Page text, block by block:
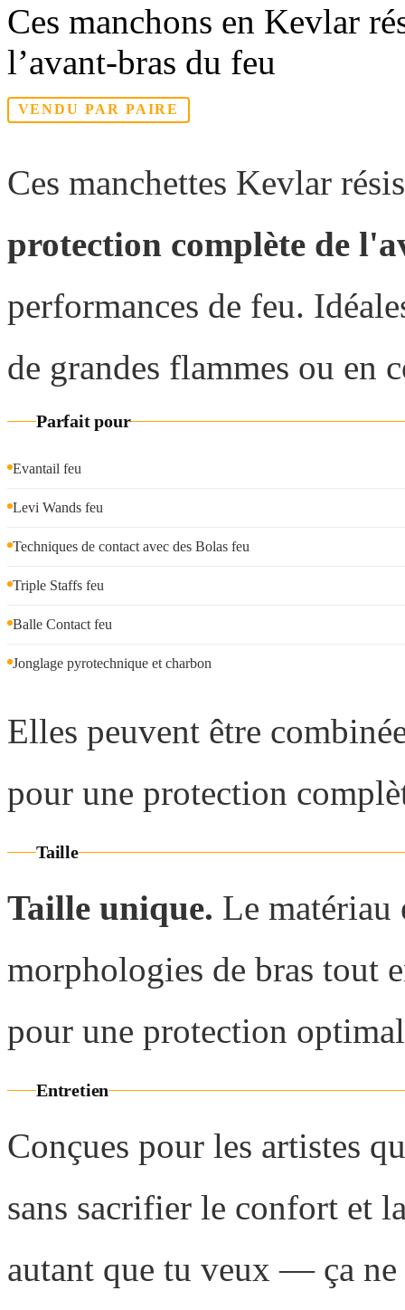
Ces manchons en Kevlar
l’avant-bras du feu
VENDU PAR PAIRE
Ces manchettes Kevlar
protection complète de
performances de feu.
de grandes flammes ou en
Parfait pour
Evantail feu
Levi Wands feu
Techniques de contact avec des Bolas feu
Triple Staffs feu
Balle Contact feu
Jonglage pyrotechnique et charbon
Elles peuvent être
pour une protection
Taille
Taille unique. Le matériau
morphologies de bras tout
pour une protection
Entretien
Conçues pour les artistes
sans sacrifier le confort et
autant que tu veux — ça ne